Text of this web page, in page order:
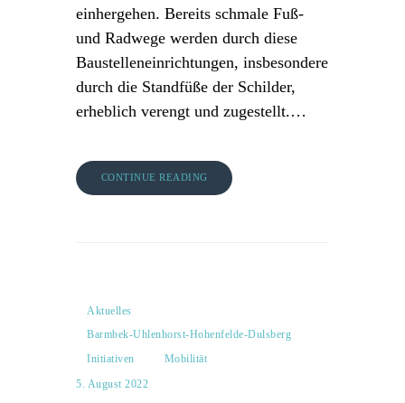
einhergehen. Bereits schmale Fuß-
und Radwege werden durch diese
Baustelleneinrichtungen, insbesondere
durch die Standfüße der Schilder,
erheblich verengt und zugestellt.…
CONTINUE READING
Aktuelles
Barmbek-Uhlenhorst-Hohenfelde-Dulsberg
Initiativen
Mobilität
5. August 2022